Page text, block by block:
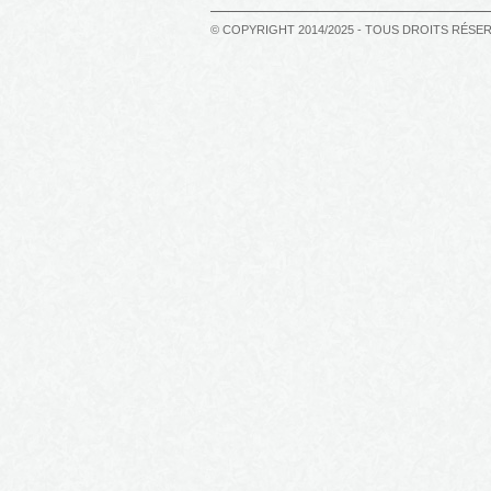
© COPYRIGHT 2014/2025 - TOUS DROITS